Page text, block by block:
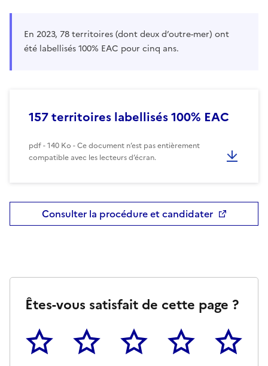
En 2023, 78 territoires (dont deux d’outre-mer) ont
été labellisés 100% EAC pour cinq ans.
157 territoires labellisés 100% EAC
pdf - 140 Ko - Ce document n’est pas entièrement
compatible avec les lecteurs d’écran.
Consulter la procédure et candidater
Êtes-vous satisfait de cette page ?
1 2 3 4 5